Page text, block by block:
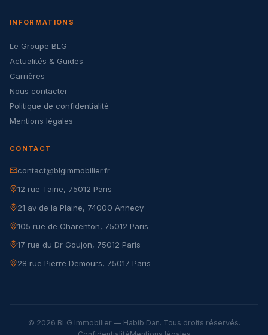
INFORMATIONS
Le Groupe BLG
Actualités & Guides
Carrières
Nous contacter
Politique de confidentialité
Mentions légales
CONTACT
contact@blgimmobilier.fr
12 rue Taine, 75012 Paris
21 av de la Plaine, 74000 Annecy
105 rue de Charenton, 75012 Paris
17 rue du Dr Goujon, 75012 Paris
28 rue Pierre Demours, 75017 Paris
© 2026 BLG Immobilier — Habib Dan. Tous droits réservés.